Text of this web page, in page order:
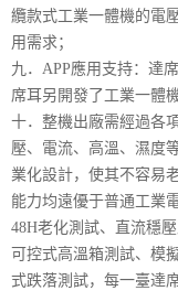
纜款式工業一體機的電
用需求；
九．APP應用支持：達
席耳另開發了工業一體
十．整機出廠需經過各
壓、電流、高溫、濕度
業化設計，使其不容易
能力均遠優于普通工業
48H老化測試、直流穩
可控式高溫箱測試、模
式跌落測試，每一臺達